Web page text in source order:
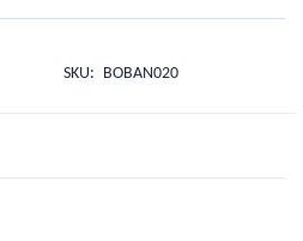
SKU BOBAN020